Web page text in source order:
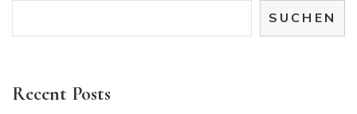
SUCHEN
Recent Posts